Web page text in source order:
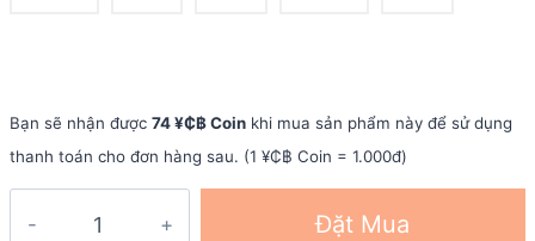
Bạn sẽ nhận được 74 ¥₵฿ Coin khi mua sản phẩm này để sử dụng
thanh toán cho đơn hàng sau. (1 ¥₵฿ Coin = 1.000đ)
Đặt Mua